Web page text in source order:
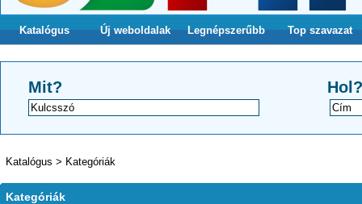
Katalógus Új weboldalak Legnépszerűbb Top szavazat
Mit? Hol?
Katalógus > Kategóriák
Kategóriák